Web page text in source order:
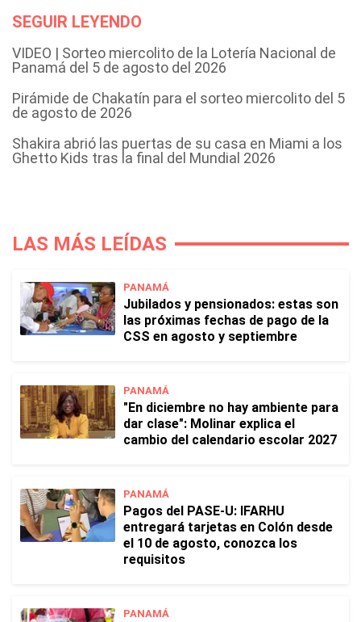
SEGUIR LEYENDO
VIDEO | Sorteo miercolito de la Lotería Nacional de
Panamá del 5 de agosto del 2026
Pirámide de Chakatín para el sorteo miercolito del 5
de agosto de 2026
Shakira abrió las puertas de su casa en Miami a los
Ghetto Kids tras la final del Mundial 2026
LAS MÁS LEÍDAS
PANAMÁ
Jubilados y pensionados: estas son
las próximas fechas de pago de la
CSS en agosto y septiembre
PANAMÁ
"En diciembre no hay ambiente para
dar clase": Molinar explica el
cambio del calendario escolar 2027
PANAMÁ
Pagos del PASE-U: IFARHU
entregará tarjetas en Colón desde
el 10 de agosto, conozca los
requisitos
PANAMÁ